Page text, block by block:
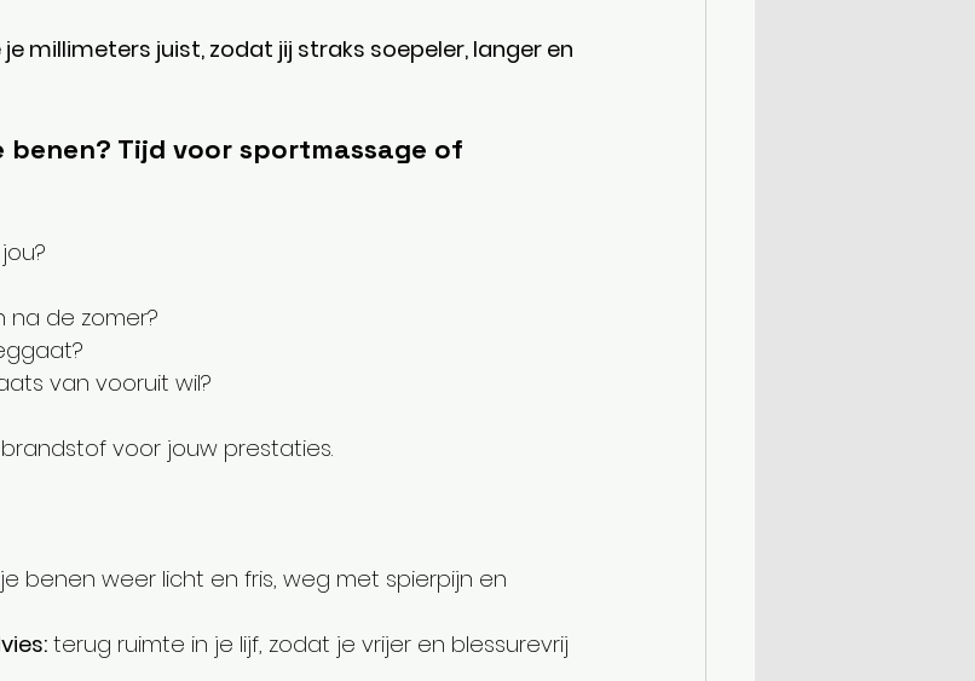
millimeters juist, zodat jij straks soepeler, langer en
benen? Tijd voor sportmassage of
na de zomer?
van vooruit wil?
voor jouw prestaties.
benen weer licht en fris, weg met spierpijn en
terug ruimte in je lijf, zodat je vrijer en blessurevrij